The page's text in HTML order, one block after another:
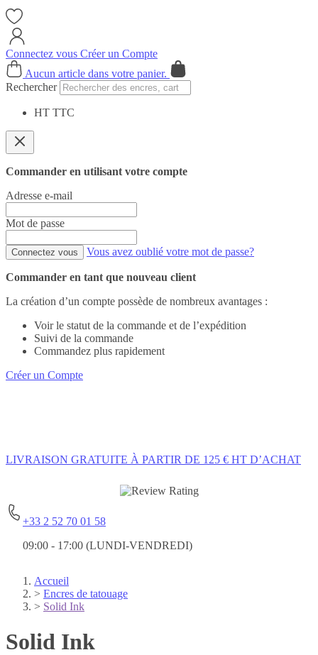
Connectez vous Créer un Compte
Cart
Aucun article dans votre panier.
Rechercher
HT TTC
Commander en utilisant votre compte
Adresse e-mail
Mot de passe
Connectez vous Vous avez oublié votre mot de passe?
Commander en tant que nouveau client
La création d’un compte possède de nombreux avantages :
Voir le statut de la commande et de l’expédition
Suivi de la commande
Commandez plus rapidement
Créer un Compte
LIVRAISON GRATUITE À PARTIR DE 125 € HT D’ACHAT
+33 2 52 70 01 58
09:00 - 17:00 (LUNDI-VENDREDI)
Accueil
> Encres de tatouage
> Solid Ink
Solid Ink